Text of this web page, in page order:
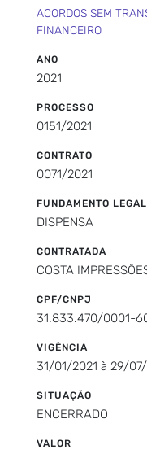
ACORDOS SEM
FINANCEIRO
ANO
2021
PROCESSO
0151/2021
CONTRATO
0071/2021
FUNDAMENTO LEGAL
DISPENSA
CONTRATADA
COSTA
CPF/CNPJ
31.833.470/0001-
VIGÊNCIA
31/01/2021 à 29/
SITUAÇÃO
ENCERRADO
VALOR